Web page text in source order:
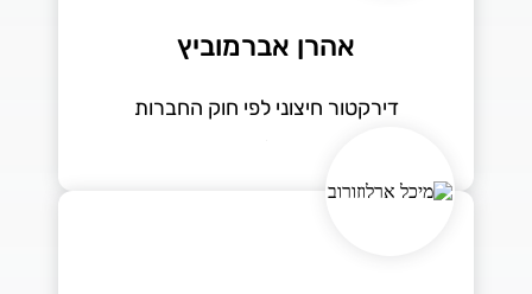
אהרן אברמוביץ
דירקטור חיצוני לפי חוק החברות